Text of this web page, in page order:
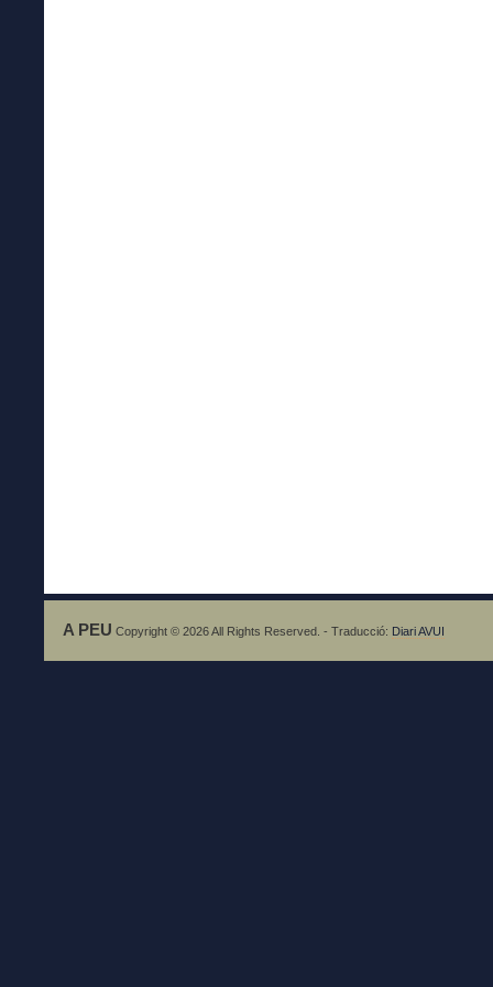
A PEU Copyright © 2026 All Rights Reserved. - Traducció: Diari AVUI